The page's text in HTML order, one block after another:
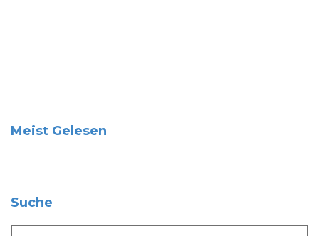
Meist Gelesen
Suche